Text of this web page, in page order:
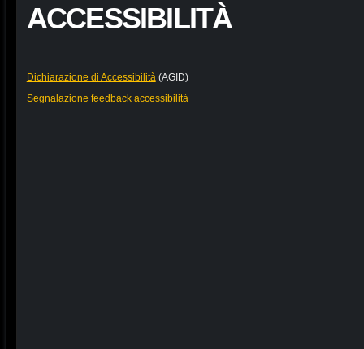
ACCESSIBILITÀ
Dichiarazione di Accessibilità (AGID)
Segnalazione feedback accessibilità